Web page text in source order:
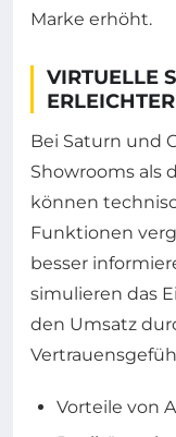
Marke erhöht.
VIRTUELLE
Bei Saturn und
Showrooms als
können
Funktionen
besser
simulieren das
den Umsatz
Vorteile von